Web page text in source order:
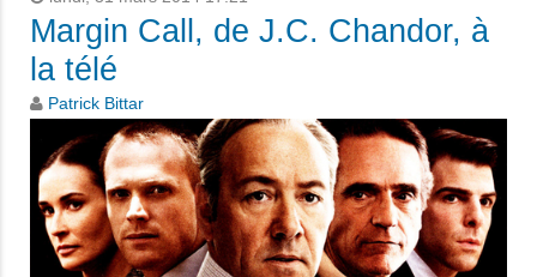
Margin Call, de J.C. Chandor, à
la télé
Patrick Bittar